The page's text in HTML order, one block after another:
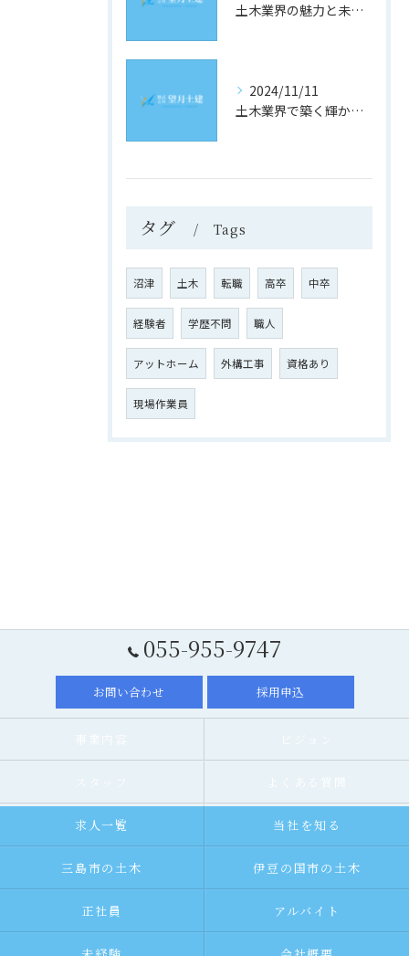
土木業界の魅力と未来への道
2024/11/11
土木業界で築く輝かしい未来
タグ Tags
沼津 土木 転職 高卒 中卒
経験者 学歴不問 職人
アットホーム 外構工事 資格あり
現場作業員
055-955-9747
お問い合わせ 採用申込
求人一覧 当社を知る
三島市の土木 伊豆の国市の土木
正社員 アルバイト